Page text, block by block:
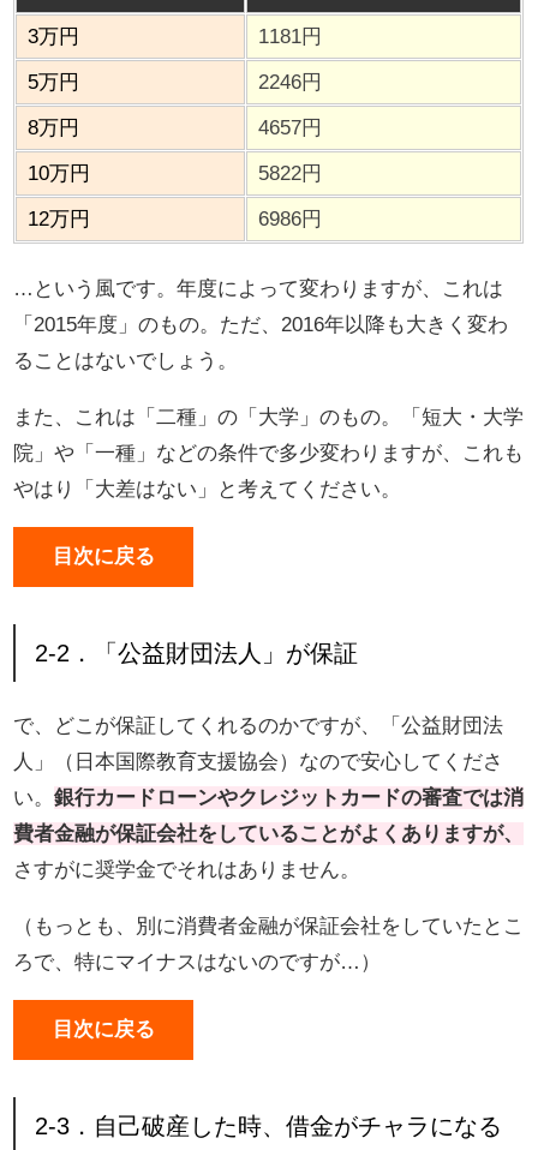
3万円
1181円
5万円
2246円
8万円
4657円
10万円
5822円
12万円
6986円
…という風です。年度によって変わりますが、これは
「2015年度」のもの。ただ、2016年以降も大きく変わ
ることはないでしょう。
また、これは「二種」の「大学」のもの。「短大・大学
院」や「一種」などの条件で多少変わりますが、これも
やはり「大差はない」と考えてください。
目次に戻る
2-2．「公益財団法人」が保証
で、どこが保証してくれるのかですが、「公益財団法
人」（日本国際教育支援協会）なので安心してくださ
い。銀行カードローンやクレジットカードの審査では消
費者金融が保証会社をしていることがよくありますが、
さすがに奨学金でそれはありません。
（もっとも、別に消費者金融が保証会社をしていたとこ
ろで、特にマイナスはないのですが…）
目次に戻る
2-3．自己破産した時、借金がチャラになる